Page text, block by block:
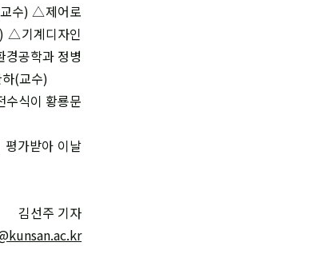
수) △제어로
△기계디자인
공학과 정병
(교수)
수식이 황룡문
가받아 이날
김선주 기자